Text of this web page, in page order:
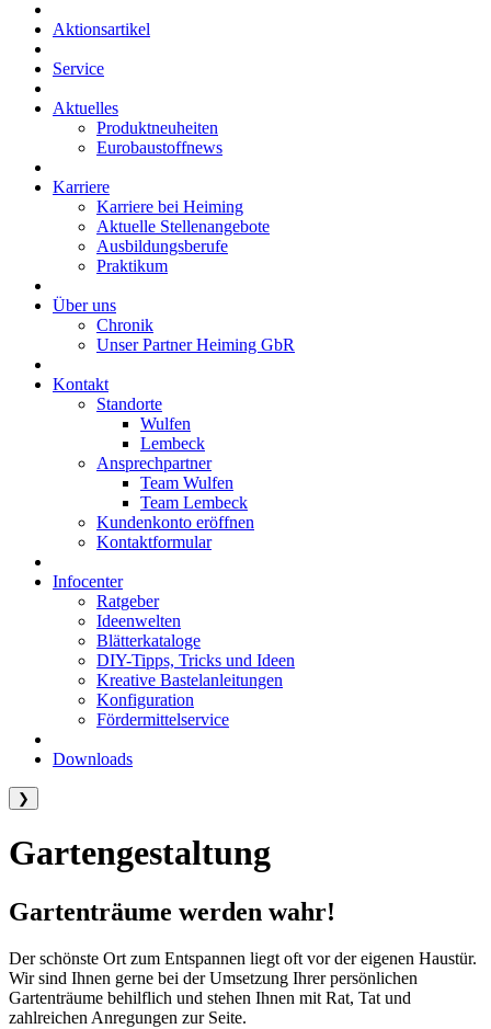
Aktionsartikel
Service
Aktuelles
Produktneuheiten
Eurobaustoffnews
Karriere
Karriere bei Heiming
Aktuelle Stellenangebote
Ausbildungsberufe
Praktikum
Über uns
Chronik
Unser Partner Heiming GbR
Kontakt
Standorte
Wulfen
Lembeck
Ansprechpartner
Team Wulfen
Team Lembeck
Kundenkonto eröffnen
Kontaktformular
Infocenter
Ratgeber
Ideenwelten
Blätterkataloge
DIY-Tipps, Tricks und Ideen
Kreative Bastelanleitungen
Konfiguration
Fördermittelservice
Downloads
❯
Gartengestaltung
Gartenträume werden wahr!
Der schönste Ort zum Entspannen liegt oft vor der eigenen Haustür.
Wir sind Ihnen gerne bei der Umsetzung Ihrer persönlichen
Gartenträume behilflich und stehen Ihnen mit Rat, Tat und
zahlreichen Anregungen zur Seite.